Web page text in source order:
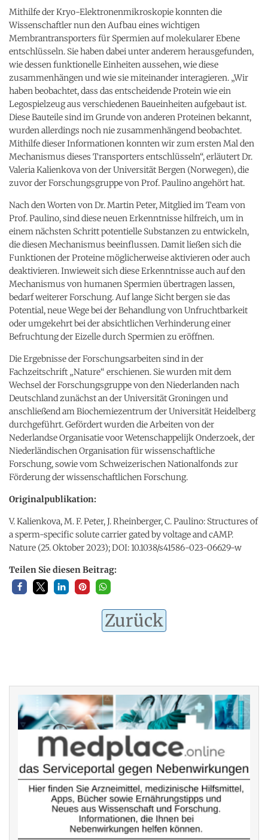
Mithilfe der Kryo-Elektronenmikroskopie konnten die
Wissenschaftler nun den Aufbau eines wichtigen
Membrantransporters für Spermien auf molekularer Ebene
entschlüsseln. Sie haben dabei unter anderem herausgefunden,
wie dessen funktionelle Einheiten aussehen, wie diese
zusammenhängen und wie sie miteinander interagieren. „Wir
haben beobachtet, dass das entscheidende Protein wie ein
Legospielzeug aus verschiedenen Baueinheiten aufgebaut ist.
Diese Bauteile sind im Grunde von anderen Proteinen bekannt,
wurden allerdings noch nie zusammenhängend beobachtet.
Mithilfe dieser Informationen konnten wir zum ersten Mal den
Mechanismus dieses Transporters entschlüsseln“, erläutert Dr.
Valeria Kalienkova von der Universität Bergen (Norwegen), die
zuvor der Forschungsgruppe von Prof. Paulino angehört hat.
Nach den Worten von Dr. Martin Peter, Mitglied im Team von
Prof. Paulino, sind diese neuen Erkenntnisse hilfreich, um in
einem nächsten Schritt potentielle Substanzen zu entwickeln,
die diesen Mechanismus beeinflussen. Damit ließen sich die
Funktionen der Proteine möglicherweise aktivieren oder auch
deaktivieren. Inwieweit sich diese Erkenntnisse auch auf den
Mechanismus von humanen Spermien übertragen lassen,
bedarf weiterer Forschung. Auf lange Sicht bergen sie das
Potential, neue Wege bei der Behandlung von Unfruchtbarkeit
oder umgekehrt bei der absichtlichen Verhinderung einer
Befruchtung der Eizelle durch Spermien zu eröffnen.
Die Ergebnisse der Forschungsarbeiten sind in der
Fachzeitschrift „Nature“ erschienen. Sie wurden mit dem
Wechsel der Forschungsgruppe von den Niederlanden nach
Deutschland zunächst an der Universität Groningen und
anschließend am Biochemiezentrum der Universität Heidelberg
durchgeführt. Gefördert wurden die Arbeiten von der
Nederlandse Organisatie voor Wetenschappelijk Onderzoek, der
Niederländischen Organisation für wissenschaftliche
Forschung, sowie vom Schweizerischen Nationalfonds zur
Förderung der wissenschaftlichen Forschung.
Originalpublikation:
V. Kalienkova, M. F. Peter, J. Rheinberger, C. Paulino: Structures of
a sperm-specific solute carrier gated by voltage and cAMP.
Nature (25. Oktober 2023); DOI: 10.1038/s41586-023-06629-w
Teilen Sie diesen Beitrag:
Zurück